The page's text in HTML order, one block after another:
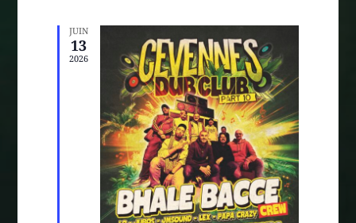
DE
VUES
JUIN
13
2026